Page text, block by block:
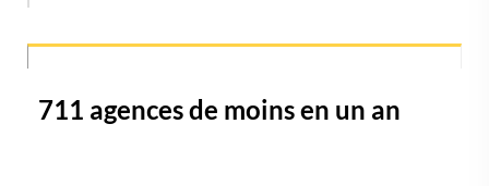
711 agences de moins en un an